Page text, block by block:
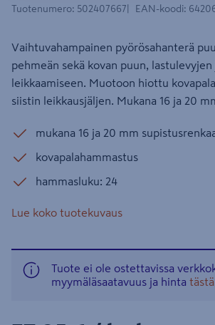
Tuotenumero: 502407667 EAN-koodi:
Vaihtuvahampainen pyörösahanterä
pehmeän sekä kovan puun,
leikkaamiseen. Muotoon hiottu
siistin leikkausjäljen. Mukana 16 ja 20
mukana 16 ja 20 mm
kovapalahammastus
hammasluku: 24
Lue koko tuotekuvaus
Tuote ei ole ostettavissa
myymäläsaatavuus ja hinta tästä.